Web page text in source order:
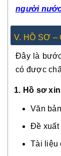
người
V. HỒ SƠ –
Đây là
có được
1. Hồ sơ
Văn
Đề xuất
Tài liệu